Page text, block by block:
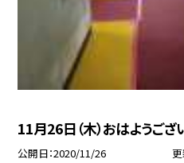
11月26日（木）おはようござ
公開日 2020/11/26